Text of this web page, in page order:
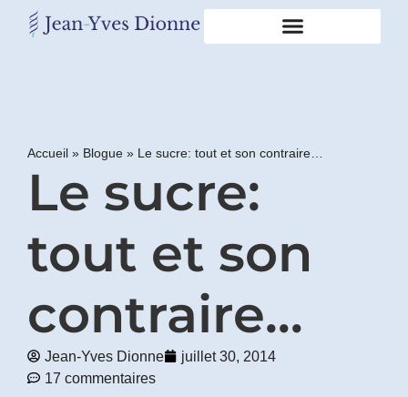
Accueil » Blogue » Le sucre: tout et son contraire…
Le sucre:
tout et son
contraire…
Jean-Yves Dionne
juillet 30, 2014
17 commentaires
gratuitement
mon
"BONS
GRAS,
en
vous
incrivant
à
mon